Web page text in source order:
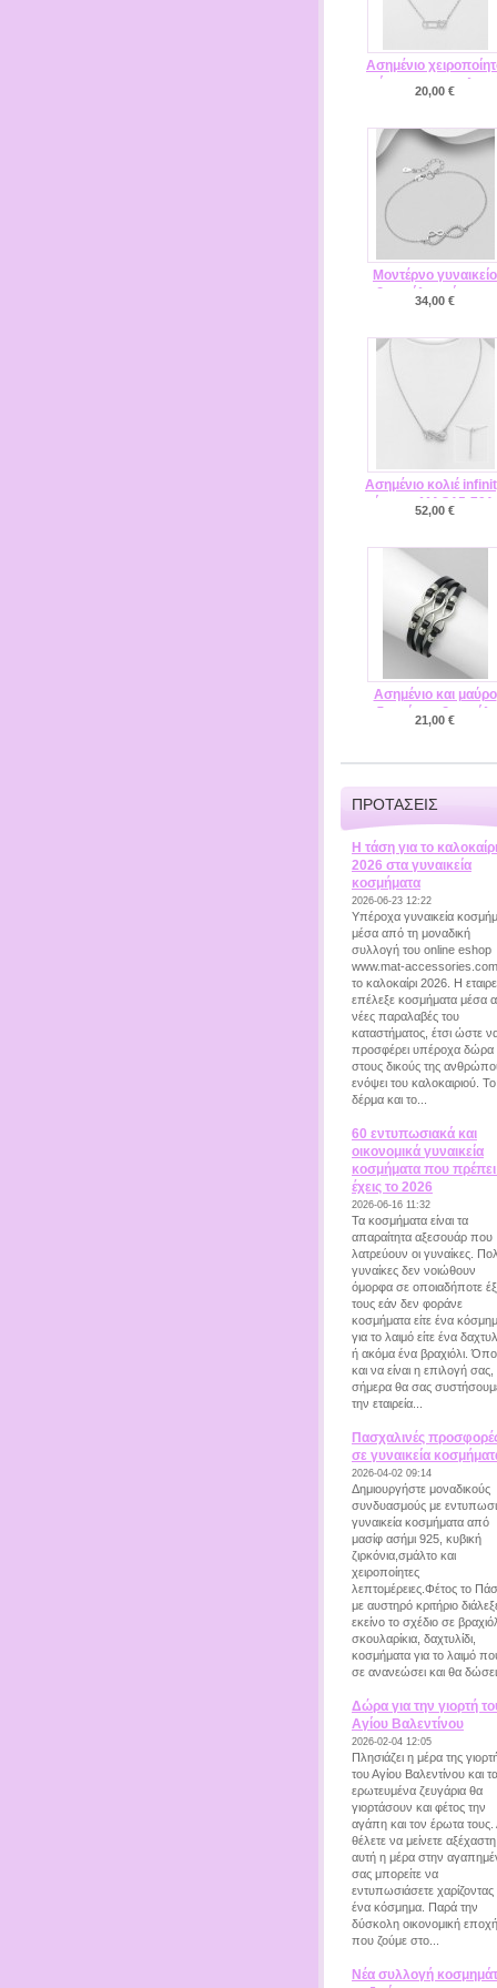
Ασημένιο
κόσμημα για το
MAC5-53-701-19702
20,00 €
Μοντέρνο γυναικείο
βραχιόλι με άπειρο
infinity MAC13-701-
34,00 €
Ασημένιο κολιέ
άπειρο MAC15-701-
26722
52,00 €
Ασημένιο και μαύρο
δερμάτινο βραχιόλι
άπειρο infinity
21,00 €
ΠΡΟΤΆΣΕΙΣ
Η τάση για το καλοκαίρι
2026 στα γυναικεία
κοσμήματα
2026-06-23 12:22
Υπέροχα γυναικεία
μέσα από τη μοναδική
συλλογή του online eshop
www.mat-accessories.com
το καλοκαίρι 2026. Η
επέλεξε κοσμήματα μέσα
νέες παραλαβές του
καταστήματος, έτσι ώστε
προσφέρει υπέροχα δώρα
στους δικούς της
ενόψει του καλοκαιριού. Το
δέρμα και το...
60 εντυπωσιακά και
οικονομικά γυναικεία
κοσμήματα που
έχεις το 2026
2026-06-16 11:32
Τα κοσμήματα είναι τα
απαραίτητα αξεσουάρ που
λατρεύουν οι γυναίκες.
γυναίκες δεν νοιώθουν
όμορφα σε οποιαδήποτε
τους εάν δεν φοράνε
κοσμήματα είτε ένα
για το λαιμό είτε ένα
ή ακόμα ένα βραχιόλι.
και να είναι η επιλογή σας,
σήμερα θα σας
την εταιρεία...
Πασχαλινές
σε γυναικεία
2026-04-02 09:14
Δημιουργήστε μοναδικούς
συνδυασμούς με
γυναικεία κοσμήματα από
μασίφ ασήμι 925, κυβική
ζιρκόνια,σμάλτο και
χειροποίητες
λεπτομέρειες.Φέτος το
με αυστηρό κριτήριο
εκείνο το σχέδιο σε
σκουλαρίκια, δαχτυλίδι,
κοσμήματα για το λαιμό
σε ανανεώσει και θα
Δώρα για την γιορτή
Αγίου Βαλεντίνου
2026-02-04 12:05
Πλησιάζει η μέρα της
του Αγίου Βαλεντίνου και τα
ερωτευμένα ζευγάρια θα
γιορτάσουν και φέτος την
αγάπη και τον έρωτα τους.
θέλετε να μείνετε αξέχαστη
αυτή η μέρα στην
σας μπορείτε να
εντυπωσιάσετε χαρίζοντας
ένα κόσμημα. Παρά την
δύσκολη οικονομική εποχή
που ζούμε στο...
Νέα συλλογή